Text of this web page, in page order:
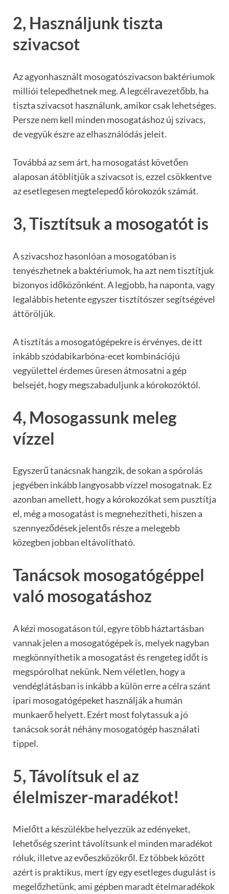
2, Használjunk tiszta
szivacsot
Az agyonhasznált mosogatószivacson baktériumok
milliói telepedhetnek meg. A legcélravezetőbb, ha
tiszta szivacsot használunk, amikor csak lehetséges.
Persze nem kell minden mosogatáshoz új szivacs,
de vegyük észre az elhasználódás jeleit.
Továbbá az sem árt, ha mosogatást követően
alaposan átöblítjük a szivacsot is, ezzel csökkentve
az esetlegesen megtelepedő kórokozók számát.
3, Tisztítsuk a mosogatót is
A szivacshoz hasonlóan a mosogatóban is
tenyészhetnek a baktériumok, ha azt nem tisztítjuk
bizonyos időközönként. A legjobb, ha naponta, vagy
legalábbis hetente egyszer tisztítószer segítségével
áttöröljük.
A tisztítás a mosogatógépekre is érvényes, de itt
inkább szódabikarbóna-ecet kombinációjú
vegyülettel érdemes üresen átmosatni a gép
belsejét, hogy megszabaduljunk a kórokozóktól.
4, Mosogassunk meleg
vízzel
Egyszerű tanácsnak hangzik, de sokan a spórolás
jegyében inkább langyosabb vízzel mosogatnak. Ez
azonban amellett, hogy a kórokozókat sem pusztítja
el, még a mosogatást is megnehezítheti, hiszen a
szennyeződések jelentős része a melegebb
közegben jobban eltávolítható.
Tanácsok mosogatógéppel
való mosogatáshoz
A kézi mosogatáson túl, egyre több háztartásban
vannak jelen a mosogatógépek is, melyek nagyban
megkönnyíthetik a mosogatást és rengeteg időt is
megspórolhat nekünk. Nem véletlen, hogy a
vendéglátásban is inkább a külön erre a célra szánt
ipari mosogatógépeket használják a humán
munkaerő helyett. Ezért most folytassuk a jó
tanácsok sorát néhány mosogatógép használati
tippel.
5, Távolítsuk el az
élelmiszer-maradékot!
Mielőtt a készülékbe helyezzük az edényeket,
lehetőség szerint távolítsunk el minden maradékot
róluk, illetve az evőeszközökről. Ez többek között
azért is praktikus, mert így egy esetleges dugulást is
megelőzhetünk, ami gépben maradt ételmaradékok